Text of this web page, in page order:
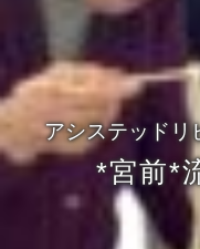
*宮前*